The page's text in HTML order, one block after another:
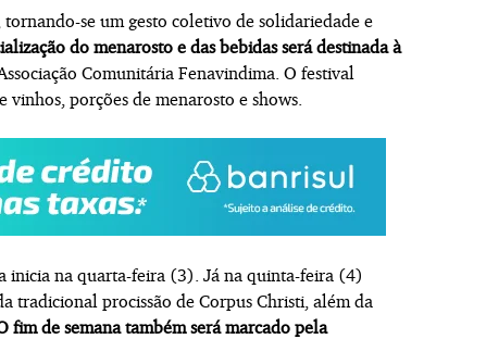
se um gesto coletivo de solidariedade e
do menarosto e das bebidas será destinada à
Comunitária Fenavindima. O festival
porções de menarosto e shows.
inicia na quarta-feira (3). Já na quinta-feira (4)
tradicional procissão de Corpus Christi, além da
fim de semana também será marcado pela